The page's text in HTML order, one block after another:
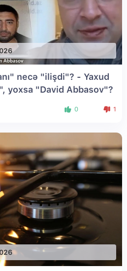
necə "ilişdi"? - Yaxud
yoxsa "David Abbasov"?
0 1